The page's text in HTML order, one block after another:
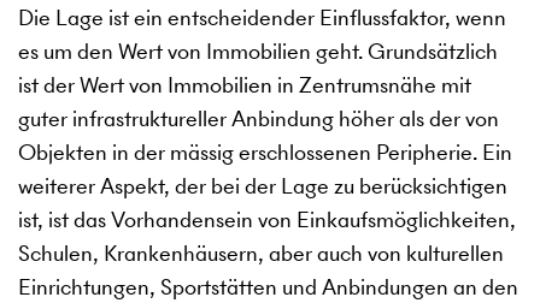
Die Lage ist ein entscheidender Einflussfaktor, wenn
es um den Wert von Immobilien geht. Grundsätzlich
ist der Wert von Immobilien in Zentrumsnähe mit
guter infrastruktureller Anbindung höher als der von
Objekten in der mässig erschlossenen Peripherie. Ein
weiterer Aspekt, der bei der Lage zu berücksichtigen
ist, ist das Vorhandensein von Einkaufsmöglichkeiten,
Schulen, Krankenhäusern, aber auch von kulturellen
Einrichtungen, Sportstätten und Anbindungen an den